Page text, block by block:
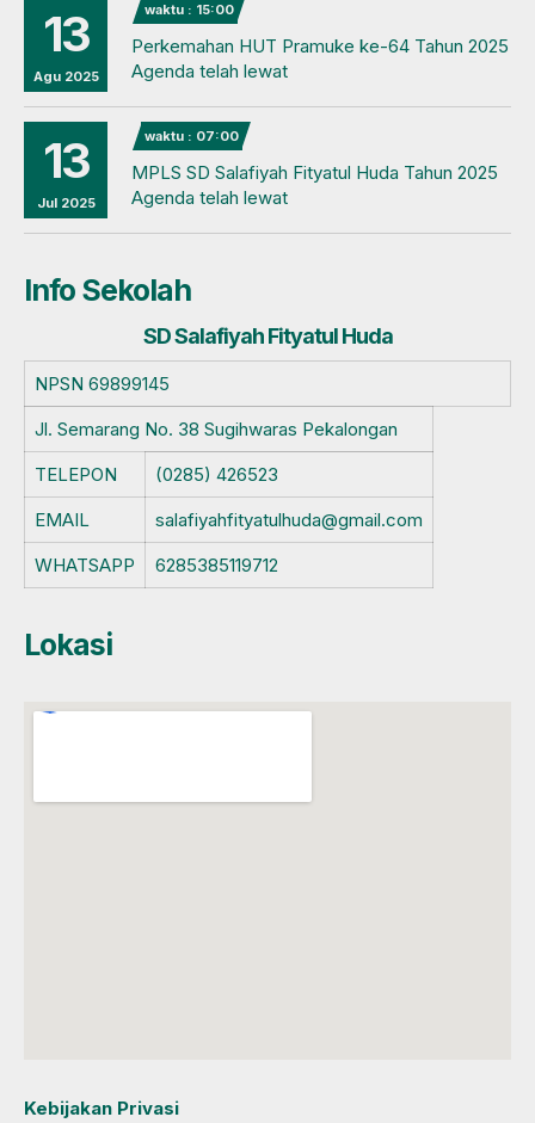
13
Agu 2025
waktu : 15:00
Perkemahan HUT Pramuke ke-64 Tahun 2025
Agenda telah lewat
13
Jul 2025
waktu : 07:00
MPLS SD Salafiyah Fityatul Huda Tahun 2025
Agenda telah lewat
Info Sekolah
SD Salafiyah Fityatul Huda
NPSN 69899145
Jl. Semarang No. 38 Sugihwaras Pekalongan
TELEPON
(0285) 426523
EMAIL
salafiyahfityatulhuda@gmail.com
WHATSAPP
6285385119712
Lokasi
Kebijakan Privasi